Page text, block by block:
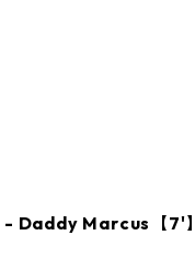
Daddy Marcus【7'】